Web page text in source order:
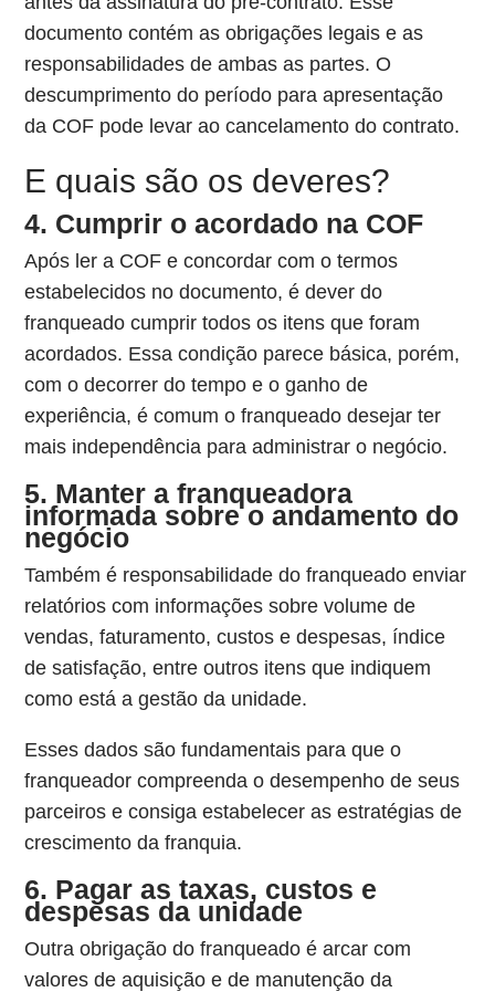
documento contém as obrigações legais e as
responsabilidades de ambas as partes. O
descumprimento do período para apresentação
da COF pode levar ao cancelamento do contrato.
E quais são os deveres?
4. Cumprir o acordado na COF
Após ler a COF e concordar com o termos
estabelecidos no documento, é dever do
franqueado cumprir todos os itens que foram
acordados. Essa condição parece básica, porém,
com o decorrer do tempo e o ganho de
experiência, é comum o franqueado desejar ter
mais independência para administrar o negócio.
5. Manter a franqueadora
informada sobre o andamento do
negócio
Também é responsabilidade do franqueado enviar
relatórios com informações sobre volume de
vendas, faturamento, custos e despesas, índice
de satisfação, entre outros itens que indiquem
como está a gestão da unidade.
Esses dados são fundamentais para que o
franqueador compreenda o desempenho de seus
parceiros e consiga estabelecer as estratégias de
crescimento da franquia.
6. Pagar as taxas, custos e
despesas da unidade
Outra obrigação do franqueado é arcar com
valores de aquisição e de manutenção da